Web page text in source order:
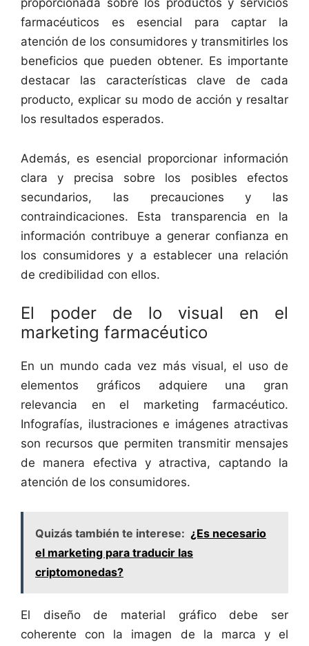
farmacéuticos es esencial para captar la
atención de los consumidores y transmitirles los
beneficios que pueden obtener. Es importante
destacar las características clave de cada
producto, explicar su modo de acción y resaltar
los resultados esperados.
Además, es esencial proporcionar información
clara y precisa sobre los posibles efectos
secundarios, las precauciones y las
contraindicaciones. Esta transparencia en la
información contribuye a generar confianza en
los consumidores y a establecer una relación
de credibilidad con ellos.
El poder de lo visual en el
marketing farmacéutico
En un mundo cada vez más visual, el uso de
elementos gráficos adquiere una gran
relevancia en el marketing farmacéutico.
Infografías, ilustraciones e imágenes atractivas
son recursos que permiten transmitir mensajes
de manera efectiva y atractiva, captando la
atención de los consumidores.
Quizás también te interese: ¿Es necesario
el marketing para traducir las
criptomonedas?
El diseño de material gráfico debe ser
coherente con la imagen de la marca y el